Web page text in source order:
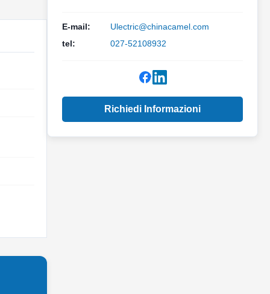
E-mail:
Ulectric@chinacamel.com
tel:
027-52108932
Richiedi Informazioni